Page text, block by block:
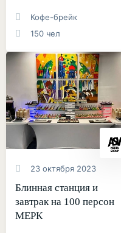
Кофе-брейк
150 чел
23 октября 2023
Блинная станция и
завтрак на 100 персон
МЕРК